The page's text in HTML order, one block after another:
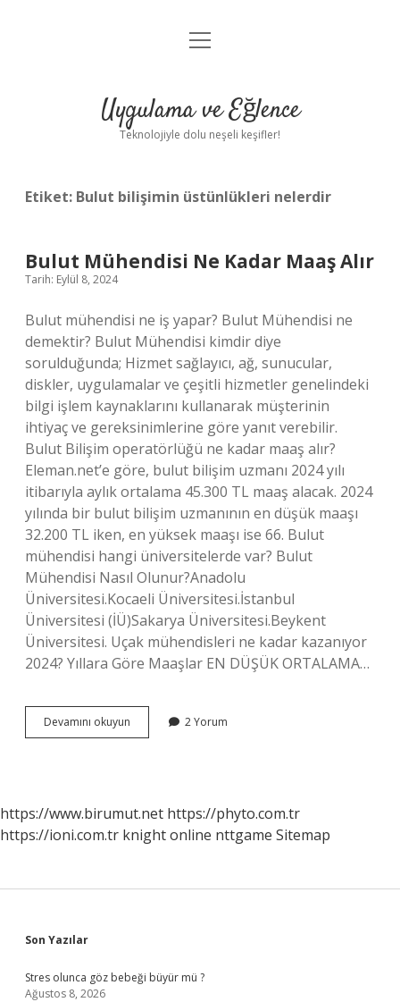
Anasayfa
Yasal Uyarı
menüyü
Uygulama ve Eğlence
Teknolojiyle dolu neşeli keşifler!
Etiket: Bulut bilişimin üstünlükleri nelerdir
Bulut Mühendisi Ne Kadar Maaş Alır
Tarih: Eylül 8, 2024
Bulut mühendisi ne iş yapar? Bulut Mühendisi ne
demektir? Bulut Mühendisi kimdir diye
sorulduğunda; Hizmet sağlayıcı, ağ, sunucular,
diskler, uygulamalar ve çeşitli hizmetler genelindeki
bilgi işlem kaynaklarını kullanarak müşterinin
ihtiyaç ve gereksinimlerine göre yanıt verebilir.
Bulut Bilişim operatörlüğü ne kadar maaş alır?
Eleman.net’e göre, bulut bilişim uzmanı 2024 yılı
itibarıyla aylık ortalama 45.300 TL maaş alacak. 2024
yılında bir bulut bilişim uzmanının en düşük maaşı
32.200 TL iken, en yüksek maaşı ise 66. Bulut
mühendisi hangi üniversitelerde var? Bulut
Mühendisi Nasıl Olunur?Anadolu
Üniversitesi.Kocaeli Üniversitesi.İstanbul
Üniversitesi (İÜ)Sakarya Üniversitesi.Beykent
Üniversitesi. Uçak mühendisleri ne kadar kazanıyor
2024? Yıllara Göre Maaşlar EN DÜŞÜK ORTALAMA…
Devamını okuyun
Mühendisi
2 Yorum
https://www.birumut.net https://phyto.com.tr
https://ioni.com.tr knight online nttgame Sitemap
Sidebar
Son Yazılar
Stres olunca göz bebeği büyür mü ?
Ağustos 8, 2026